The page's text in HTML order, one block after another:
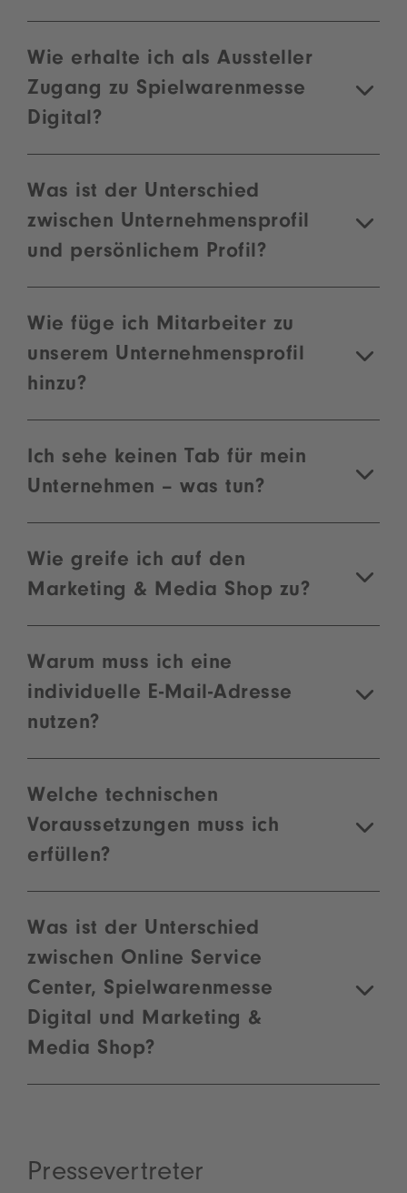
Wie erhalte ich als Aussteller
Zugang zu Spielwarenmesse
Digital?
Was ist der Unterschied
zwischen Unternehmensprofil
und persönlichem Profil?
Wie füge ich Mitarbeiter zu
unserem Unternehmensprofil
hinzu?
Ich sehe keinen Tab für mein
Unternehmen – was tun?
Wie greife ich auf den
Marketing & Media Shop zu?
Warum muss ich eine
individuelle E-Mail-Adresse
nutzen?
Welche technischen
Voraussetzungen muss ich
erfüllen?
Was ist der Unterschied
zwischen Online Service
Center, Spielwarenmesse
Digital und Marketing &
Media Shop?
Pressevertreter